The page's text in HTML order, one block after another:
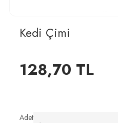
Kedi Çimi
128,70 TL
Adet